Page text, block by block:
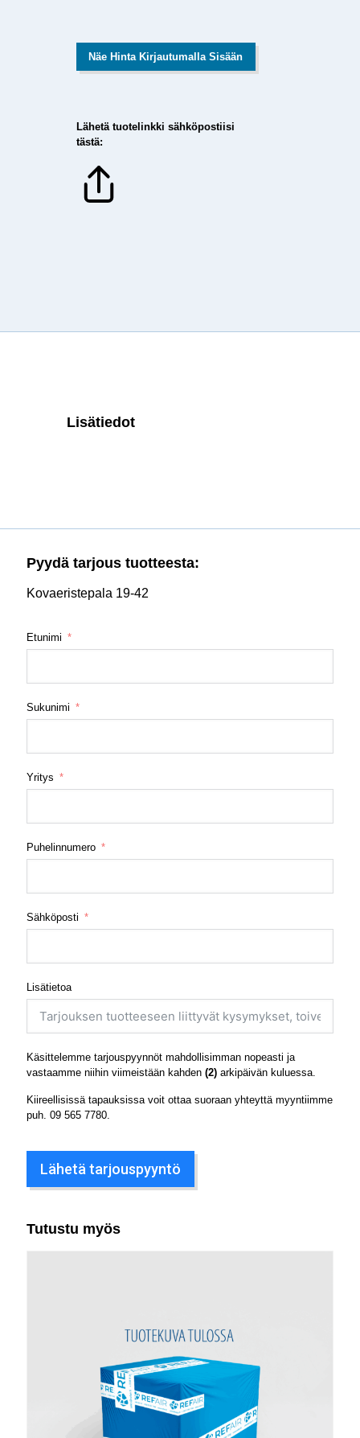
Näe Hinta Kirjautumalla Sisään
Lähetä tuotelinkki sähköpostiisi
tästä:
Lisätiedot
Pyydä tarjous tuotteesta:
Kovaeristepala 19-42
Etunimi
Sukunimi
Yritys
Puhelinnumero
Sähköposti
Lisätietoa
Käsittelemme tarjouspyynnöt mahdollisimman nopeasti ja
vastaamme niihin viimeistään kahden (2) arkipäivän kuluessa.
Kiireellisissä tapauksissa voit ottaa suoraan yhteyttä myyntiimme
puh. 09 565 7780
Lähetä tarjouspyyntö
Tutustu myös